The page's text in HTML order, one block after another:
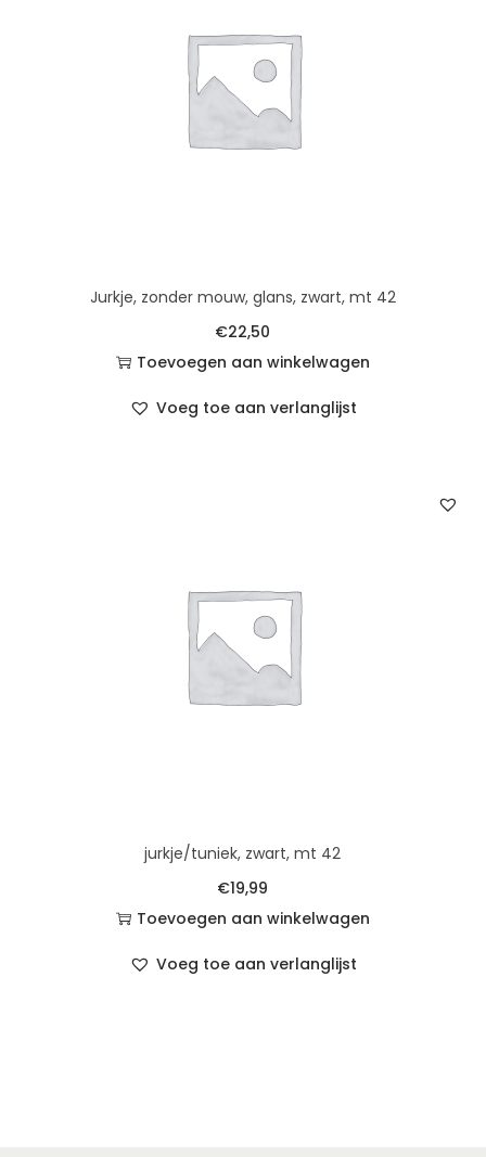
Jurkje, zonder mouw, glans, zwart, mt 42
€22,50
Toevoegen aan winkelwagen
Voeg toe aan verlanglijst
jurkje/tuniek, zwart, mt 42
€19,99
Toevoegen aan winkelwagen
Voeg toe aan verlanglijst